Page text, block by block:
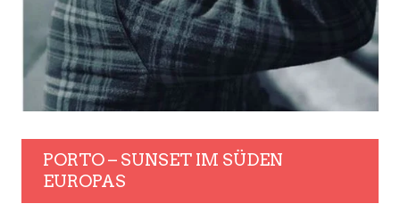
PORTO – SUNSET IM SÜDEN
EUROPAS